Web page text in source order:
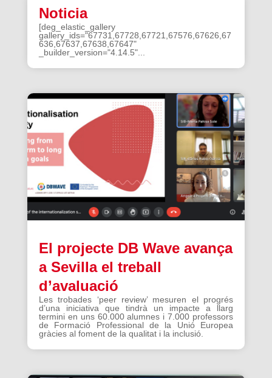
Noticia
[deg_elastic_gallery
gallery_ids="67731,67728,67721,67576,67626,67
636,67637,67638,67647"
_builder_version="4.14.5"...
El projecte DB Wave avança
a Sevilla el treball
d’avaluació
Les trobades ‘peer review’ mesuren el progrés
d’una iniciativa que tindrà un impacte a llarg
termini en uns 60.000 alumnes i 7.000 professors
de Formació Professional de la Unió Europea
gràcies al foment de la qualitat i la inclusió.